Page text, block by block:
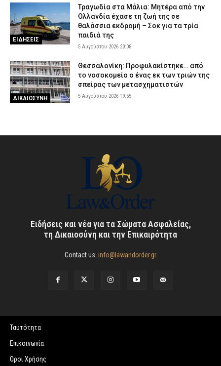
ΕΙΔΗΣΕΙΣ
Τραγωδία στα Μάλια: Μητέρα από την
Ολλανδία έχασε τη ζωή της σε
θαλάσσια εκδρομή – Σοκ για τα τρία
παιδιά της
5 Αυγούστου 2026 20:08
ΔΙΚΑΙΟΣΥΝΗ
Θεσσαλονίκη: Προφυλακίστηκε… από
το νοσοκομείο ο ένας εκ των τριών της
σπείρας των μετασχηματιστών
5 Αυγούστου 2026 19:55
Ειδήσεις και νέα για τα Σώματα Ασφαλείας,
τη Δικαιοσύνη και την Επικαιρότητα
Contact us: info@lawandorder.gr
Ταυτότητα
Επικοινωνία
Όροι Χρήσης